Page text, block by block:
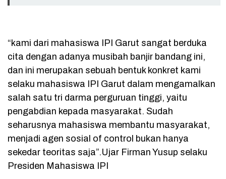
“kami dari mahasiswa IPI Garut sangat berduka
cita dengan adanya musibah banjir bandang ini,
dan ini merupakan sebuah bentuk konkret kami
selaku mahasiswa IPI Garut dalam mengamalkan
salah satu tri darma perguruan tinggi, yaitu
pengabdian kepada masyarakat. Sudah
seharusnya mahasiswa membantu masyarakat,
menjadi agen sosial of control bukan hanya
sekedar teoritas saja”.Ujar Firman Yusup selaku
Presiden Mahasiswa IPI